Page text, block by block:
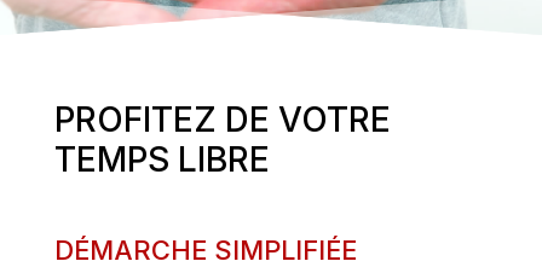
PROFITEZ DE VOTRE
TEMPS LIBRE
DÉMARCHE SIMPLIFIÉE